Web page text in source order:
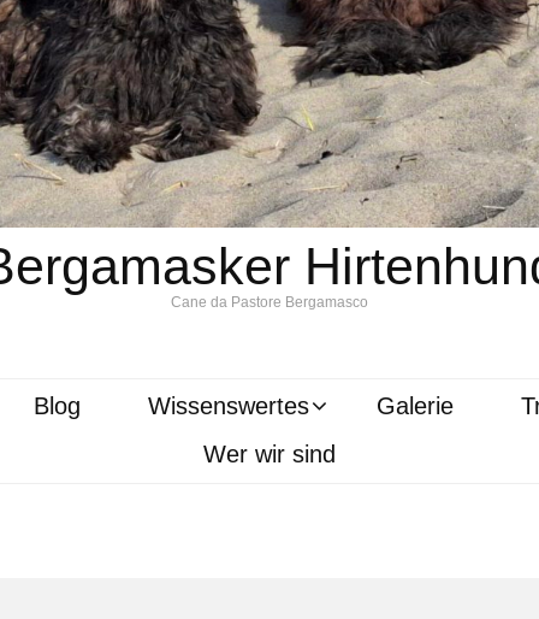
Cane da Pastore Bergamasco
Blog Wissenswertes Galerie
Wer wir sind